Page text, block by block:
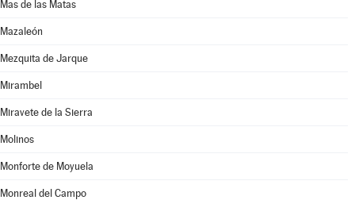
Mas de las Matas
Mazaleón
Mezquita de Jarque
Mirambel
Miravete de la Sierra
Molinos
Monforte de Moyuela
Monreal del Campo